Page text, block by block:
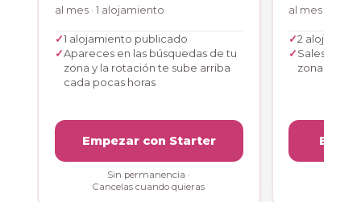
al mes· 1 alojamiento
1 alojamiento publicado
Apareces en las búsquedas de tu
zona y la rotación te sube arriba
cada pocas horas
Empezar con Starter
Sin permanencia ·
Cancelas cuando quieras
al mes
2
Sales
zona